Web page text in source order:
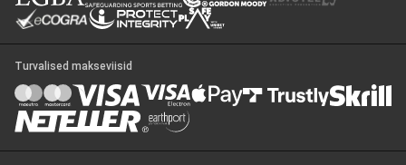
Turvalised makseviisid